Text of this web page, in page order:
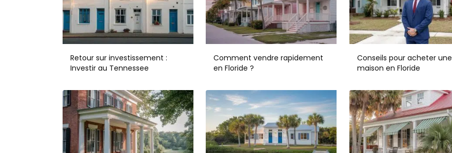
Retour sur investissement :
Investir au Tennessee
Comment vendre rapidement
en Floride ?
Conseils pour acheter une
maison en Floride